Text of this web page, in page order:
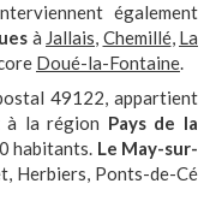
également
à Jallais, Chemillé, La
Doué-la-Fontaine.
49122, appartient
à la région Pays de la
habitants. Le May-sur-
Herbiers, Ponts-de-Cé